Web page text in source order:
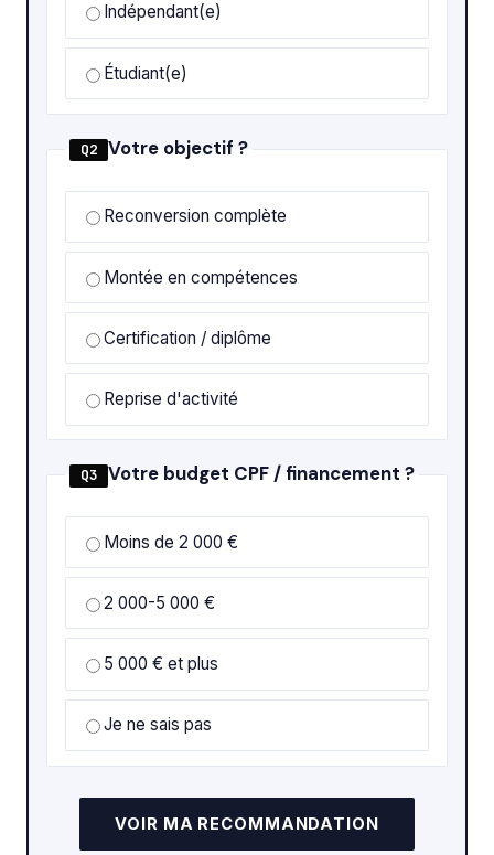
Indépendant(e)
Étudiant(e)
Q2 Votre objectif ?
Reconversion complète
Montée en compétences
Certification / diplôme
Reprise d'activité
Q3 Votre budget CPF / financement ?
Moins de 2 000 €
2 000-5 000 €
5 000 € et plus
Je ne sais pas
VOIR MA RECOMMANDATION